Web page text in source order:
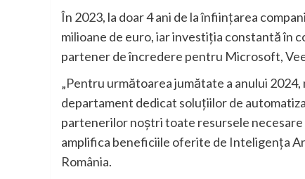
În 2023, la doar 4 ani de la înființarea
milioane de euro, iar investiția constantă în
partener de încredere pentru Microsoft,
„Pentru următoarea jumătate a anului
departament dedicat soluțiilor de
partenerilor noștri toate resursele
amplifica beneficiile oferite de Inteligența
România.